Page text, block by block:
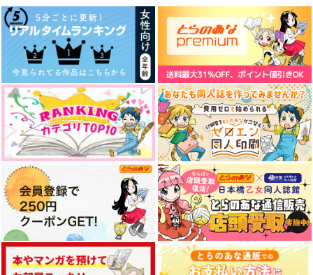
ひとりよがり
ぴょんぴょんアイラン
ド
1,257円（税込）
宇髄天元×我妻善逸
サンプル
作品詳細
とっととくっつけよな
ぁ…
SUGAR PINK
629円（税込）
宇髄天元×我妻善逸
サンプル
作品詳細
ハッピーハッピーミル
フィーユ
かりんとや
472円（税込）
宇髄天元×我妻善逸
サンプル
作品詳細
アスタリスク
2,200円（税込）
鬼滅の刃
宇髄天元×我妻善逸
サンプル
カート
アスタリスク
専売 2,200 （税込）
鬼滅の刃
宇髄天元×我妻善逸
サンプル
カート
青くて、甘い
ピンクノイズ
600円（税込）
鬼滅の刃
宇髄天元×我妻善逸
サンプル
カート
EAT ME!? NOOOOO
O!!!!
かぷりーちょ
専売 629円（税込）
鬼滅の刃
宇髄天元×我妻善逸
サンプル
カート
とっととくっつけよな
ぁ…
SUGAR PINK
専売 629 円（税込）
鬼滅の刃
宇髄天元×我妻善逸
サンプル
カート